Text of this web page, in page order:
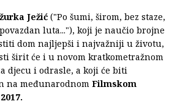
Ježić ("Po šumi, širom, bez staze,
luta..."), koji je naučio brojne
dom najljepši i najvažniji u životu,
širit će i u novom kratkometražnom
djecu i odrasle, a koji će biti
na međunarodnom Filmskom